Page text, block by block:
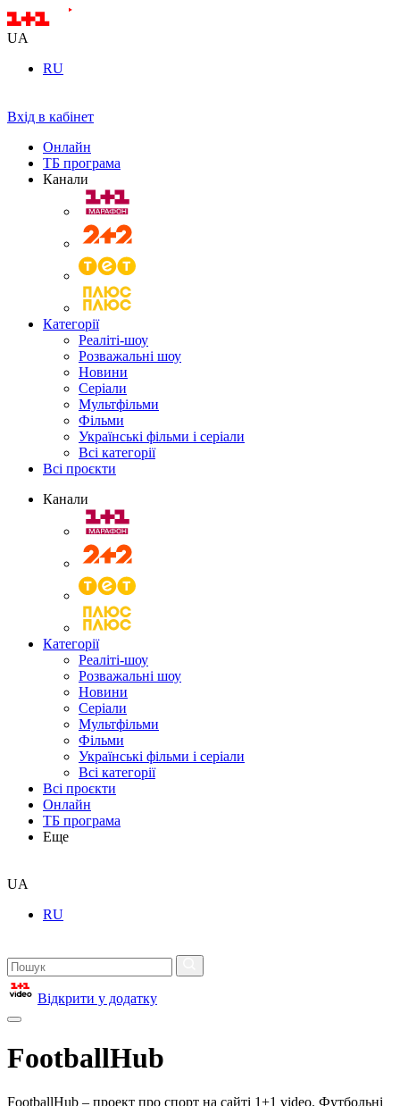
UA
RU
Вхід в кабінет
Онлайн
ТБ програма
Канали
Категорії
Реаліті-шоу
Розважальні шоу
Новини
Серіали
Мультфільми
Фільми
Українські фільми і серіали
Всі категорії
Всі проєкти
Канали
Категорії
Реаліті-шоу
Розважальні шоу
Новини
Серіали
Мультфільми
Фільми
Українські фільми і серіали
Всі категорії
Всі проєкти
Онлайн
ТБ програма
Еще
UA
RU
Відкрити у додатку
FootballHub
FootballHub – проект про спорт на сайті 1+1 video. Футбольні